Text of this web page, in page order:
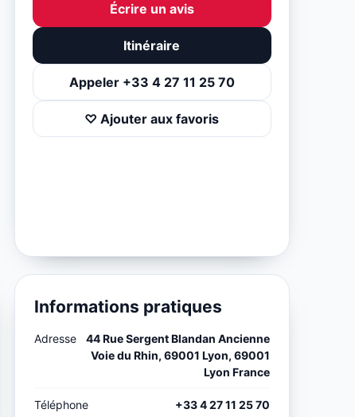
Écrire un avis
Itinéraire
Appeler +33 4 27 11 25 70
♡ Ajouter aux favoris
Informations pratiques
Adresse
44 Rue Sergent Blandan Ancienne
Voie du Rhin, 69001 Lyon, 69001
Lyon France
Téléphone +33 4 27 11 25 70